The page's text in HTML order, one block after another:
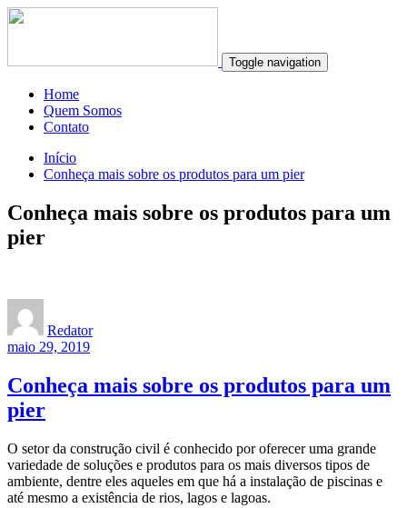
Toggle navigation
Home
Quem Somos
Contato
Início
Conheça mais sobre os produtos para um pier
Conheça mais sobre os produtos para um
pier
Redator
maio 29, 2019
Conheça mais sobre os produtos para um
pier
O setor da construção civil é conhecido por oferecer uma grande
variedade de soluções e produtos para os mais diversos tipos de
ambiente, dentre eles aqueles em que há a instalação de piscinas e
até mesmo a existência de rios, lagos e lagoas.